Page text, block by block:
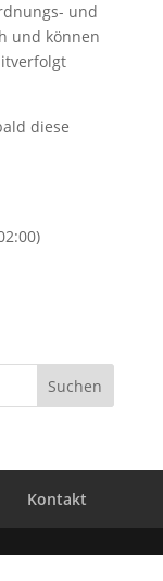
und
und können
diese
Kontakt